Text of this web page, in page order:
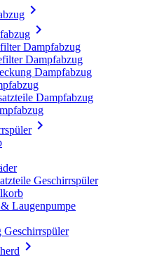


Dampfabzug
Dampfabzug
Dampfabzug
Dampfabzug

Geschirrspüler
Laugenpumpe
